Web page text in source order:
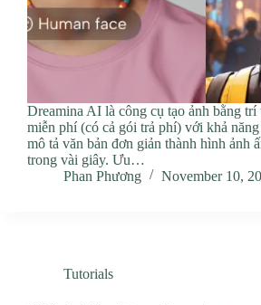
Dreamina AI là công cụ tạo ảnh bằng trí
miễn phí (có cả gói trả phí) với khả
mô tả văn bản đơn giản thành hình ảnh
trong vài giây. Ưu…
Phan Phương
November 10,
Tutorials